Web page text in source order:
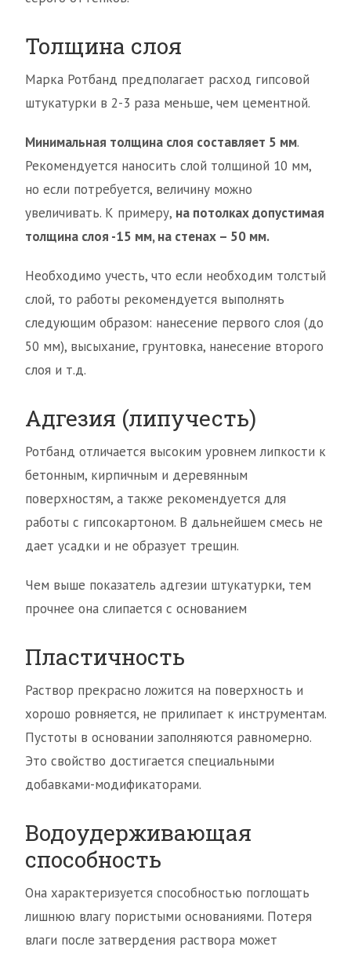
Толщина слоя
Марка Ротбанд предполагает расход гипсовой
штукатурки в 2-3 раза меньше, чем цементной.
Минимальная толщина слоя составляет 5 мм.
Рекомендуется наносить слой толщиной 10 мм,
но если потребуется, величину можно
увеличивать. К примеру, на потолках допустимая
толщина слоя -15 мм, на стенах – 50 мм.
Необходимо учесть, что если необходим толстый
слой, то работы рекомендуется выполнять
следующим образом: нанесение первого слоя (до
50 мм), высыхание, грунтовка, нанесение второго
слоя и т.д.
Адгезия (липучесть)
Ротбанд отличается высоким уровнем липкости к
бетонным, кирпичным и деревянным
поверхностям, а также рекомендуется для
работы с гипсокартоном. В дальнейшем смесь не
дает усадки и не образует трещин.
Чем выше показатель адгезии штукатурки, тем
прочнее она слипается с основанием
Пластичность
Раствор прекрасно ложится на поверхность и
хорошо ровняется, не прилипает к инструментам.
Пустоты в основании заполняются равномерно.
Это свойство достигается специальными
добавками-модификаторами.
Водоудерживающая
способность
Она характеризуется способностью поглощать
лишнюю влагу пористыми основаниями. Потеря
влаги после затвердения раствора может